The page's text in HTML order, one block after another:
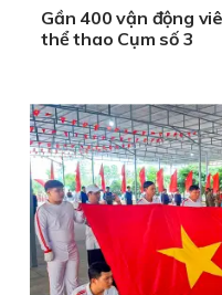
Gần 400 vận động
thể thao Cụm số 3